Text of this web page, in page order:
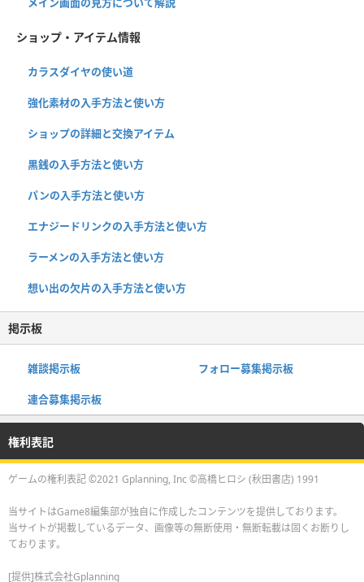
ショップ・アイテム情報
カラスダイヤの使い道
強化素材の入手方法と使い方
ショップの詳細と交換アイテム
黒銭の入手方法と使い方
パンの入手方法と使い方
エナジードリンクの入手方法と使い方
ラーメンの入手方法と使い方
想い出の欠片の入手方法と使い方
掲示板
雑談掲示板 フォロー募集掲示板
連合募集掲示板
権利表記
ゲームの権利表記 ©2021 Gplanning, Inc ©高橋ヒロシ (秋田書店) 1991
当サイトはGame8編集部が独自に作成したコンテンツを提供しております。
当サイトが掲載しているデータ、画像等の無断使用・無断転載は固くお断りし
ております。
[提供]株式会社Gplanning